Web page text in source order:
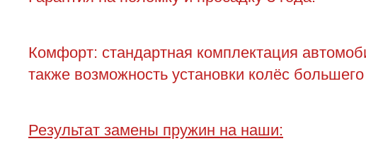
Комфорт: стандартная комплектация
также возможность установки колёс
Результат замены пружин на наши: